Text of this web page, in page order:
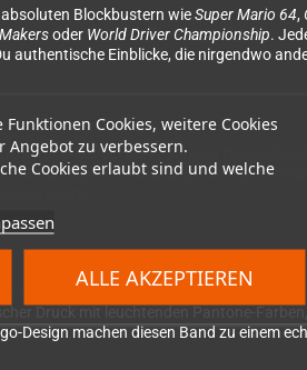
Cookies, weitere Cookies
zu verbessern.
Cookies erlaubt sind und welche
ALLE AKZEPTIEREN
Blockbustern wieSuper Mario 64,
oder World Driver Championship.
authentische Einblicke, die nirgendwo
64und Perfect Dark. Darüber hinaus
der Spieleentwicklung. Diese
wagte.
Produktionsqualität. Das Buch kommt
Druck mit leuchtenden Pantone-
Design machen diesen Band zu einem